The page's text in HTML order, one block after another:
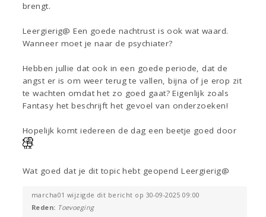
brengt.
Leergierig@ Een goede nachtrust is ook wat waard.
Wanneer moet je naar de psychiater?
Hebben jullie dat ook in een goede periode, dat de
angst er is om weer terug te vallen, bijna of je erop zit
te wachten omdat het zo goed gaat? Eigenlijk zoals
Fantasy het beschrijft het gevoel van onderzoeken!
Hopelijk komt iedereen de dag een beetje goed door
Wat goed dat je dit topic hebt geopend Leergierig@
marcha01 wijzigde dit bericht op 30-09-2025 09:00
Reden: Toevoeging